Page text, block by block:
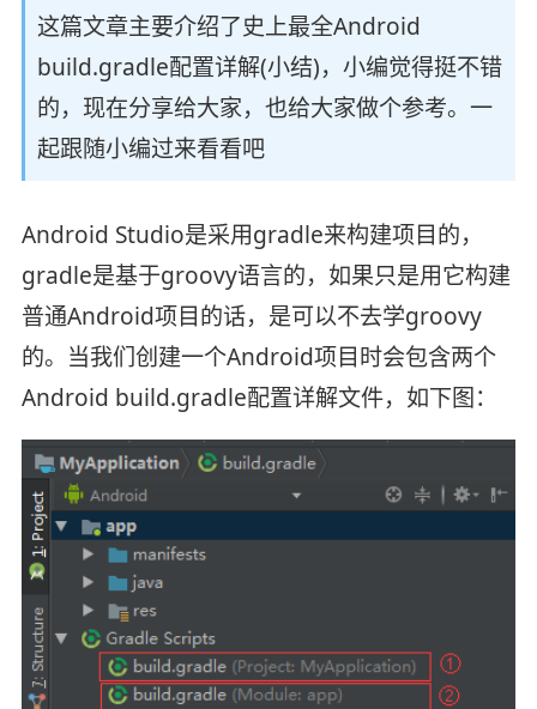
这篇文章主要介绍了史上最全Android
build.gradle配置详解(小结)，小编觉得挺不错
的，现在分享给大家，也给大家做个参考。一
起跟随小编过来看看吧
Android Studio是采用gradle来构建项目的，
gradle是基于groovy语言的，如果只是用它构建
普通Android项目的话，是可以不去学groovy
的。当我们创建一个Android项目时会包含两个
Android build.gradle配置详解文件，如下图：